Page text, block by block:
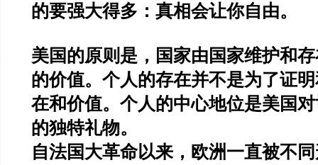
的要强大得多：真相会让你自由。
美国的原则是，国家由国家维护和
的价值。个人的存在并不是为了证
在和价值。个人的中心地位是美国
的独特礼物。
自法国大革命以来，欧洲一直被不